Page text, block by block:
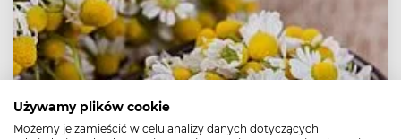
Używamy plików cookie
Możemy je zamieścić w celu analizy danych dotyczących